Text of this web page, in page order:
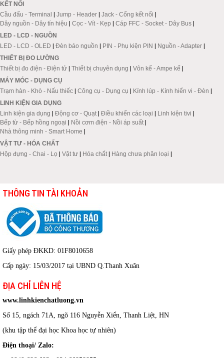
KẾT NỐI
Cầu đấu - Terminal | Jump - Header | Jack - Cổng kết nối |
Dây nguồn - Dây tín hiệu | Cọc - Vít - Kẹp | Cáp FFC - Socket - Dây Bus |
LED - LCD - NGUỒN
LED - LCD - OLED | Đèn báo nguồn | PIN - Phụ kiện PIN | Nguồn - Adapter |
THIẾT BỊ ĐO LƯỜNG
Thiết bị đo điện - Điện tử | Thiết bị chuyên dụng | Vôn kế - Ampe kế |
MÁY MÓC - DỤNG CỤ
Trạm hàn - Khò - Nấu thiếc | Công cụ - Dụng cụ | Kính lúp - Kính hiển vi - Đèn |
LINH KIỆN GIA DỤNG
Linh kiện gia dụng | Động cơ - Quạt | Điều khiển các loại | Linh kiện tivi |
Bếp từ - Bếp hồng ngoại | Nồi cơm điện - Nồi áp suất |
Nhà thông minh - Smart Home |
VẬT TƯ - HÓA CHẤT
Hộp đựng - Chai - Lọ | Vật tư | Hóa chất | Hàng chưa phân loại |
THÔNG TIN TÀI KHOẢN
Giấy phép ĐKKD: 01F8010658
Cấp ngày: 15/03/2017 tại UBND Q.Thanh Xuân
ĐỊA CHỈ LIÊN HỆ
www.linhkienchatluong.vn
Số 15, ngách 71A, ngõ 116 Nguyễn Xiển, Thanh Liệt, HN
(khu tập thể đại học Khoa học tự nhiên)
Điện thoại/ Zalo: